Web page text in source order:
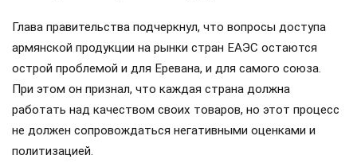
Глава правительства подчеркнул, что вопросы доступа
армянской продукции на рынки стран ЕАЭС остаются
острой проблемой и для Еревана, и для самого союза.
При этом он признал, что каждая страна должна
работать над качеством своих товаров, но этот процесс
не должен сопровождаться негативными оценками и
политизацией.